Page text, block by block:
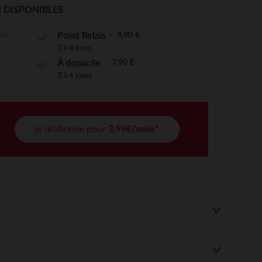
de confidentialité, en garantissant la conformité avec
Point Relais 4,90 €
2 à 4 jours
À domicile 7,90 €
2 à 4 jours
je m'abonne pour 3,99€/mois*